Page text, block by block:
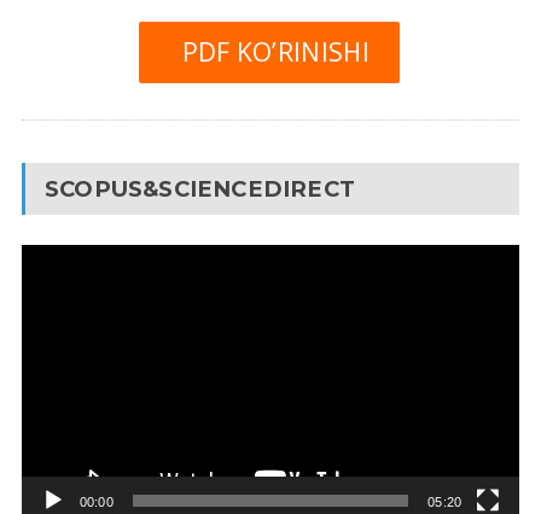
PDF KO’RINISHI
SCOPUS&SCIENCEDIRECT
00:00 05:20